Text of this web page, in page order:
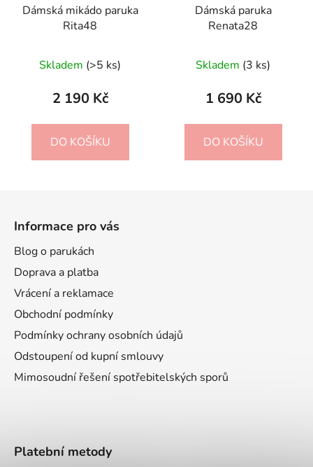
Dámská mikádo paruka
Rita48
Skladem (>5 ks)
2 190 Kč
DO KOŠÍKU
Dámská paruka
Renata28
Skladem (3 ks)
1 690 Kč
DO KOŠÍKU
Informace pro vás
Blog o parukách
Doprava a platba
Vrácení a reklamace
Obchodní podmínky
Podmínky ochrany osobních údajů
Odstoupení od kupní smlouvy
Mimosoudní řešení spotřebitelských sporů
Platební metody